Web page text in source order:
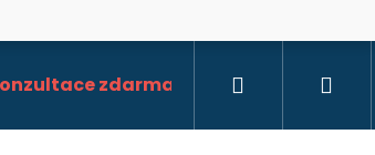
zdarma